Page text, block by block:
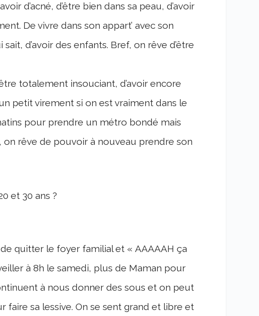
d’acné, d’être bien dans sa peau, d’avoir
De vivre dans son appart’ avec son
d’avoir des enfants. Bref, on rêve d’être
totalement insouciant, d’avoir encore
petit virement si on est vraiment dans le
pour prendre un métro bondé mais
on rêve de pouvoir à nouveau prendre son
et 30 ans ?
quitter le foyer familial et « AAAAAH ça
à 8h le samedi, plus de Maman pour
à nous donner des sous et on peut
sa lessive. On se sent grand et libre et